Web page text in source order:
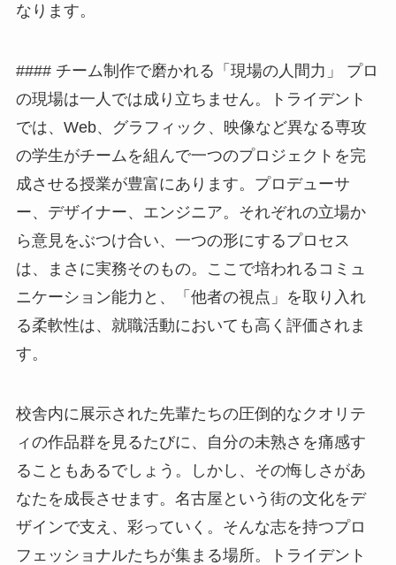
なります。
#### チーム制作で磨かれる「現場の人間力」 プロ
の現場は一人では成り立ちません。トライデント
では、Web、グラフィック、映像など異なる専攻
の学生がチームを組んで一つのプロジェクトを完
成させる授業が豊富にあります。プロデューサ
ー、デザイナー、エンジニア。それぞれの立場か
ら意見をぶつけ合い、一つの形にするプロセス
は、まさに実務そのもの。ここで培われるコミュ
ニケーション能力と、「他者の視点」を取り入れ
る柔軟性は、就職活動においても高く評価されま
す。
校舎内に展示された先輩たちの圧倒的なクオリテ
ィの作品群を見るたびに、自分の未熟さを痛感す
ることもあるでしょう。しかし、その悔しさがあ
なたを成長させます。名古屋という街の文化をデ
ザインで支え、彩っていく。そんな志を持つプロ
フェッショナルたちが集まる場所。トライデント